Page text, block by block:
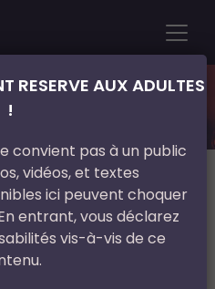
RESERVE AUX ADULTES
!
convient pas à un public
vidéos, et textes
ici peuvent choquer
entrant, vous déclarez
vis-à-vis de ce
Hauts-de-Seine
Billancourt